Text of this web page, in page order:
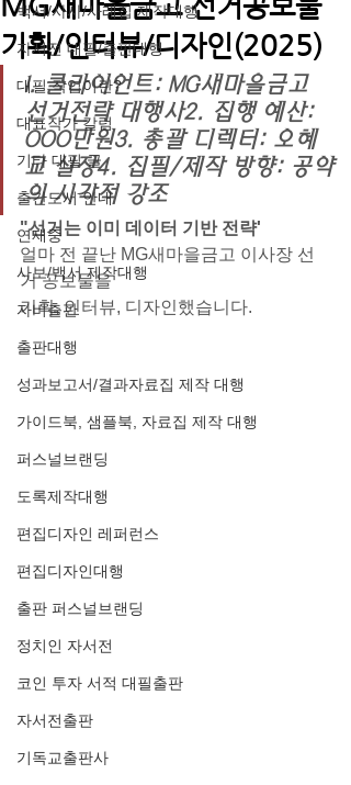
백서/사사/사례집 제작대행
자서전 대필/출판대행
대필 작업이란?
대표작가 칼럼
기타 대필 글
출간도서 안내
연재중
사보/백서 제작대행
자비출판
출판대행
성과보고서/결과자료집 제작 대행
가이드북, 샘플북, 자료집 제작 대행
퍼스널브랜딩
도록제작대행
편집디자인 레퍼런스
편집디자인대행
출판 퍼스널브랜딩
정치인 자서전
코인 투자 서적 대필출판
자서전출판
기독교출판사
기획/인터뷰/디자인(2025)
1. 클라이언트: MG새마을금고
선거전략 대행사2. 집행 예산:
OOO만원3. 총괄 디렉터: 오혜
교 실장4. 집필/제작 방향: 공약
의 시각적 강조​
"선거는 이미 데이터 기반 전략'
얼마 전 끝난 MG새마을금고 이사장 선
거 공보물을
기획, 인터뷰, 디자인했습니다.